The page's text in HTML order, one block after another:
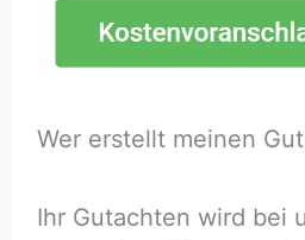
Wer erstellt meinen
Ihr Gutachten wird bei